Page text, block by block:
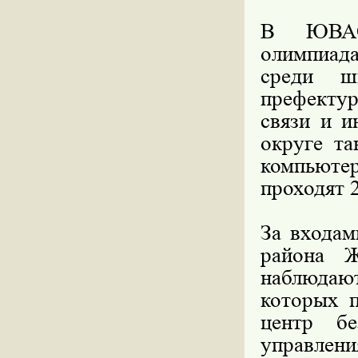
В ЮВАО
среди
связи и
округе
проходят
За
района
которых
центр